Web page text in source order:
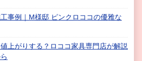
事例｜M様邸 ピンクロココの優雅な
上がりする？ロココ家具専門店が解説